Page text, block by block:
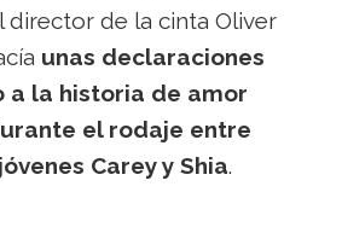
director de la cinta Oliver
unas declaraciones
a la historia de amor
el rodaje entre
Carey y Shia.